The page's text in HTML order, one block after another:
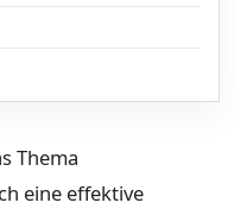
Thema
eine effektive